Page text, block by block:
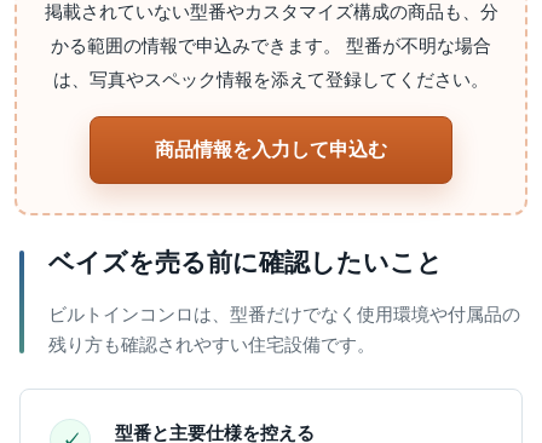
掲載されていない型番やカスタマイズ構成の商品も、分
かる範囲の情報で申込みできます。 型番が不明な場合
は、写真やスペック情報を添えて登録してください。
商品情報を入力して申込む
ベイズを売る前に確認したいこと
ビルトインコンロは、型番だけでなく使用環境や付属品の
残り方も確認されやすい住宅設備です。
型番と主要仕様を控える